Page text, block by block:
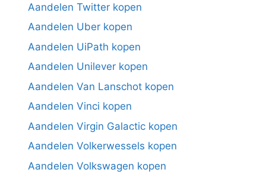
Aandelen Twitter kopen
Aandelen Uber kopen
Aandelen UiPath kopen
Aandelen Unilever kopen
Aandelen Van Lanschot kopen
Aandelen Vinci kopen
Aandelen Virgin Galactic kopen
Aandelen Volkerwessels kopen
Aandelen Volkswagen kopen